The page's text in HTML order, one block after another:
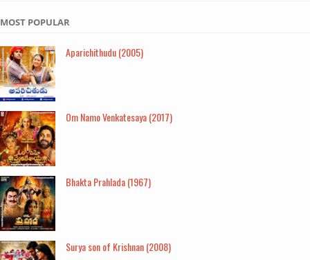
MOST POPULAR
Aparichithudu (2005)
Om Namo Venkatesaya (2017)
Bhakta Prahlada (1967)
Surya son of Krishnan (2008)